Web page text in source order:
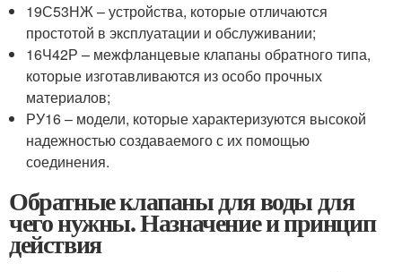
19С53НЖ – устройства, которые отличаются
простотой в эксплуатации и обслуживании;
16Ч42Р – межфланцевые клапаны обратного типа,
которые изготавливаются из особо прочных
материалов;
РУ16 – модели, которые характеризуются высокой
надежностью создаваемого с их помощью
соединения.
Обратные клапаны для воды для
чего нужны. Назначение и принцип
действия